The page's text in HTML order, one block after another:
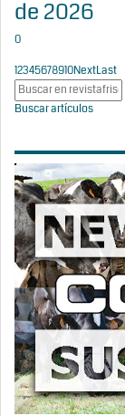
de 2026
0
12345678910NextLast
Buscar artículos